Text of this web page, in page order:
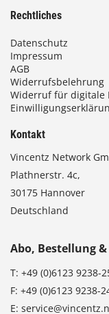
Rechtliches
Datenschutz
Impressum
AGB
Widerrufsbelehrung
Widerruf für digitale
Kontakt
Vincentz Network
Plathnerstr. 4c,
30175 Hannover
Deutschland
Abo, Bestellung &
T: +49 (0)6123 9238-
F: +49 (0)6123 9238-
E: